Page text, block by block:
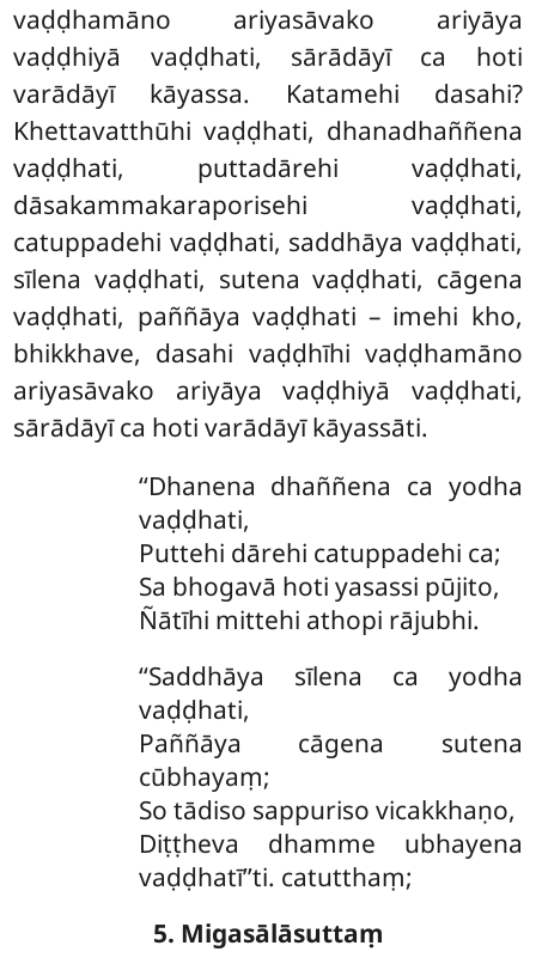
vaḍḍhamāno ariyasāvako ariyāya
vaḍḍhiyā vaḍḍhati, sārādāyī ca hoti
varādāyī kāyassa. Katamehi dasahi?
Khettavatthūhi vaḍḍhati, dhanadhaññena
vaḍḍhati, puttadārehi vaḍḍhati,
dāsakammakaraporisehi vaḍḍhati,
catuppadehi vaḍḍhati, saddhāya vaḍḍhati,
sīlena vaḍḍhati, sutena vaḍḍhati, cāgena
vaḍḍhati, paññāya vaḍḍhati – imehi kho,
bhikkhave, dasahi vaḍḍhīhi vaḍḍhamāno
ariyasāvako ariyāya vaḍḍhiyā vaḍḍhati,
sārādāyī ca hoti varādāyī kāyassāti.
‘‘Dhanena dhaññena ca yodha
vaḍḍhati,
Puttehi dārehi catuppadehi ca;
Sa bhogavā hoti yasassi pūjito,
Ñātīhi mittehi athopi rājubhi.
‘‘Saddhāya sīlena ca yodha
vaḍḍhati,
Paññāya cāgena sutena
cūbhayaṃ;
So tādiso sappuriso vicakkhaṇo,
Diṭṭheva dhamme ubhayena
vaḍḍhatī’’ti. catutthaṃ;
5. Migasālāsuttaṃ